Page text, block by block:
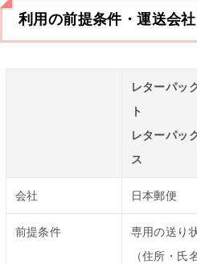
利用の前提条件・運送会
レターパッ
ト
レターパッ
ス
会社 日本郵便
前提条件
専用の送り
（住所・氏